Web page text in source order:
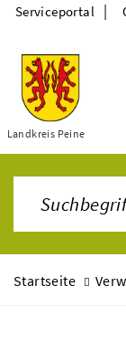
Themen
Landkreis Peine
Serviceportal |
Startseite